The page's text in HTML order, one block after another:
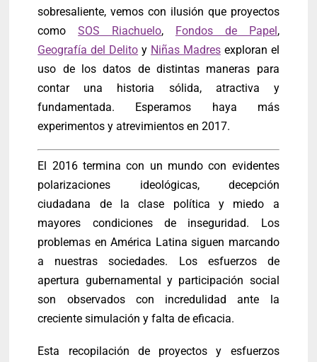
sobresaliente, vemos con ilusión que proyectos
comoSOS Riachuelo, Fondos de Papel,
Geografía del Delito y Niñas Madresexploran el
uso de los datos de distintas maneras para
contar una historia sólida, atractiva y
fundamentada. Esperamos haya más
experimentos y atrevimientos en 2017.
El 2016 termina con un mundo con evidentes
polarizaciones ideológicas, decepción
ciudadana de la clase política y miedo a
mayores condiciones de inseguridad. Los
problemas en América Latina siguen marcando
a nuestras sociedades. Los esfuerzos de
apertura gubernamental y participación social
son observados con incredulidad ante la
creciente simulación y falta de eficacia.
Esta recopilación de proyectos y esfuerzos